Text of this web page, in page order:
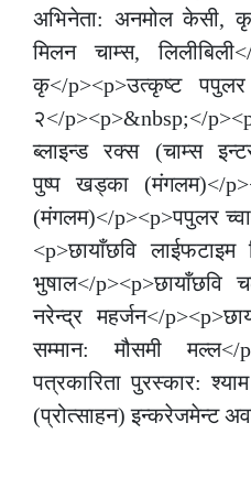
अभिनेता: अनमोल केसी,
मिलन चाम्स,
कृ</p><p>उत्कृष्ट
२</p><p>&nbsp;</
ब्लाइन्ड रक्स (चाम्स
पुष्प खड्का (मंगलम)</
(मंगलम)</p><p>पपुलर
<p>छायाँछवि लाईफटाइम
भुषाल</p><p>छायाँछवि
नरेन्द्र महर्जन</
सम्मान: मौसमी मल्ल</
पत्रकारिता पुरस्कार:
(प्रोत्साहन) इन्करेजमेन्ट